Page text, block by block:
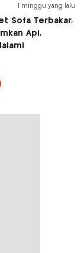
1 minggu yang lalu
Sofa Terbakar,
Api,